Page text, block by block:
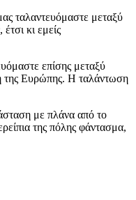
ταλαντευόμαστε μεταξύ
κι εμείς
επίσης μεταξύ
της Ευρώπης. Η ταλάντωση
με πλάνα από το
της πόλης φάντασμα,